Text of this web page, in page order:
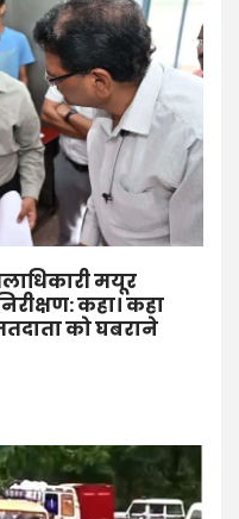
मयूर
कहा। कहा
को घबराने